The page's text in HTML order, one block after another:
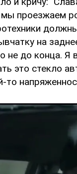
проезжаем
на
не до конца. Я
это стекло
то